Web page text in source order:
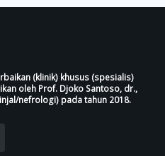
(klinik) khusus (spesialis)
oleh Prof. Djoko Santoso, dr.,
nefrologi) pada tahun 2018.